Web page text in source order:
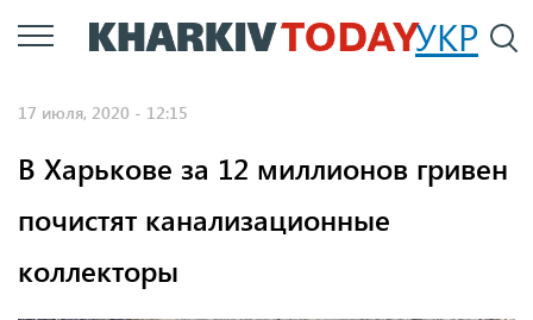
Перейти
к
УКР
17 июля, 2020 - 12:15
В Харькове за 12 миллионов гривен
почистят канализационные
коллекторы